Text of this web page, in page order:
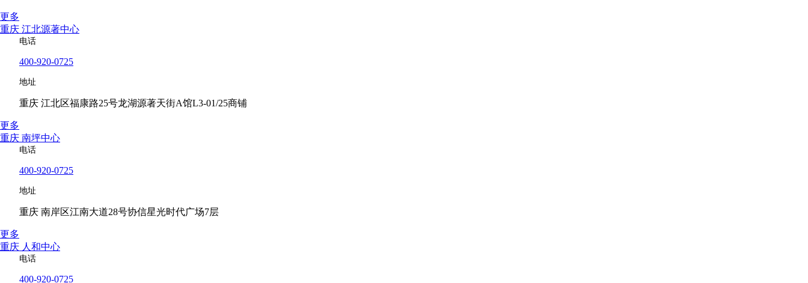
更多
重庆 江北源著中心
电话
400-920-0725
地址
重庆 江北区福康路25号龙湖源著天街A馆L3-01/25商铺
更多
重庆 南坪中心
电话
400-920-0725
地址
重庆 南岸区江南大道28号协信星光时代广场7层
更多
重庆 人和中心
电话
400-920-0725